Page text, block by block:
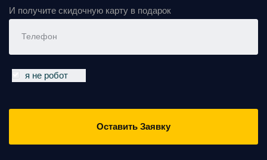
И получите скидочную карту в подарок
я не робот
Оставить Заявку